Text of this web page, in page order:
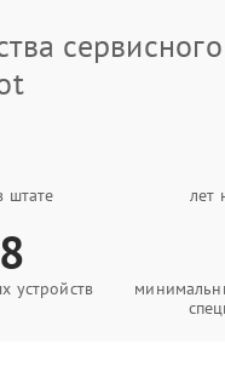
штате лет
устройств